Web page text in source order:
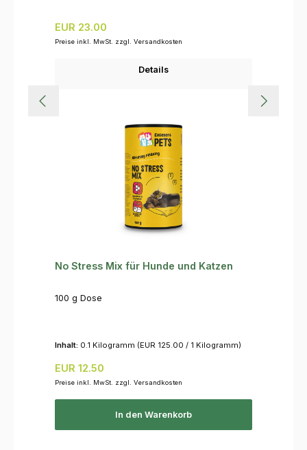
Regulärer Preis:
EUR 23.00
Preise inkl. MwSt. zzgl. Versandkosten
Details
No Stress Mix für Hunde und Katzen
100 g Dose
Inhalt: 0.1 Kilogramm (EUR 125.00 / 1 Kilogramm)
Regulärer Preis:
EUR 12.50
Preise inkl. MwSt. zzgl. Versandkosten
In den Warenkorb